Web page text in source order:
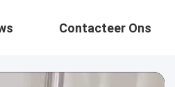
Contacteer Ons